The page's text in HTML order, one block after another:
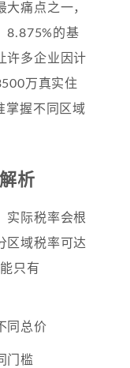
痛点之一，
8.875%的基
许多企业因计
万真实住
掌握不同区域
析
实际税率会根
区域税率可达
只有
同总价
门槛